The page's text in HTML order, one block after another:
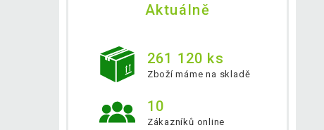
Aktuálně
261 120 ks
Zboží máme na skladě
10
Zákazníků online